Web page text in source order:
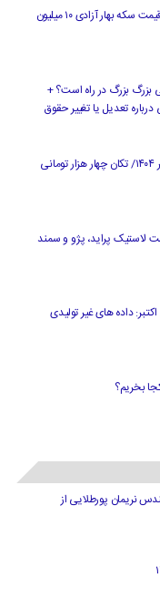
قیمت جدید طلا و سکه ۱۲ مهرماه ۱۴۰۴/ قیمت سکه بهار آزادی ۱۰ میلیون
بزرگ بزرگ در راه است؟ +
تعدیل یا تغییر حقوق
قیمت جدید دلار، یورو و سایر ارزها ۱۲ مهر ۱۴۰۴/ تکان چهار هزار تومانی
لاستیک پراید، پژو و سمند
سرمایه گذاری Americas FX News 3 اکتبر: داده های غیر تولیدی
نریمان پورطلایی از